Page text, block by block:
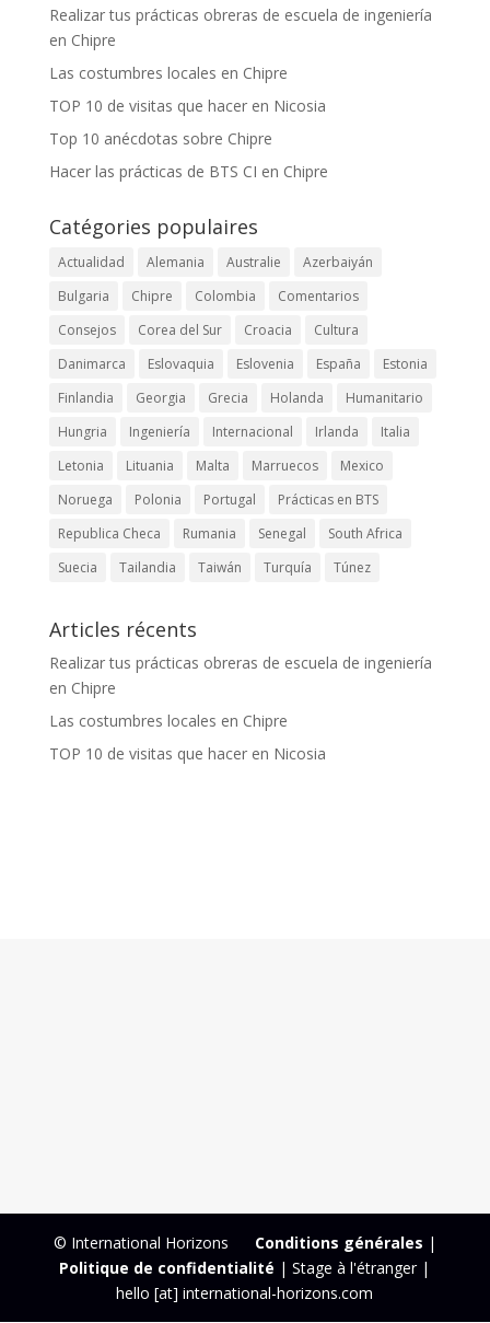
Realizar tus prácticas obreras de escuela de ingeniería
en Chipre
Las costumbres locales en Chipre
TOP 10 de visitas que hacer en Nicosia
Top 10 anécdotas sobre Chipre
Hacer las prácticas de BTS CI en Chipre
Catégories populaires
Actualidad Alemania Australie
Azerbaiyán
Bulgaria
Chipre Colombia
Comentarios
Consejos
Corea del Sur Croacia
Cultura
Danimarca
Eslovaquia Eslovenia España
Estonia
Finlandia
Georgia Grecia Holanda
Humanitario
Hungria
Ingeniería Internacional Irlanda
Italia
Letonia
Lituania Malta Marruecos
Mexico
Noruega
Polonia Portugal
Prácticas en BTS
Republica Checa
Rumania Senegal
South Africa
Suecia
Tailandia Taiwán Turquía Túnez
Articles récents
Realizar tus prácticas obreras de escuela de ingeniería
en Chipre
Las costumbres locales en Chipre
TOP 10 de visitas que hacer en Nicosia
© International Horizons Conditions générales |
Politique de confidentialité | Stage à l'étranger |
hello [at] international-horizons.com